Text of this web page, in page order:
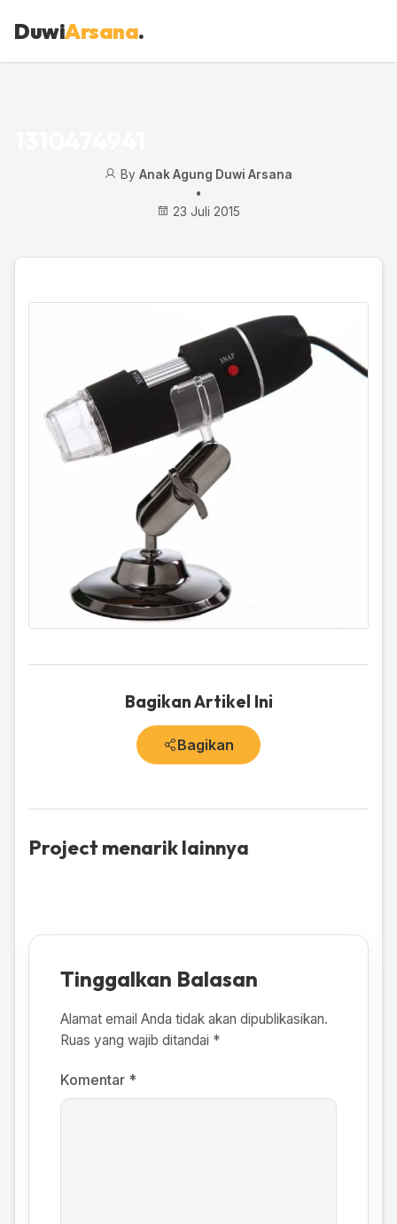
DuwiArsana.
By Anak Agung Duwi Arsana
•
23 Juli 2015
Bagikan Artikel Ini
Bagikan
Project menarik lainnya
Tinggalkan Balasan
Alamat email Anda tidak akan dipublikasikan.
Ruas yang wajib ditandai *
Komentar *